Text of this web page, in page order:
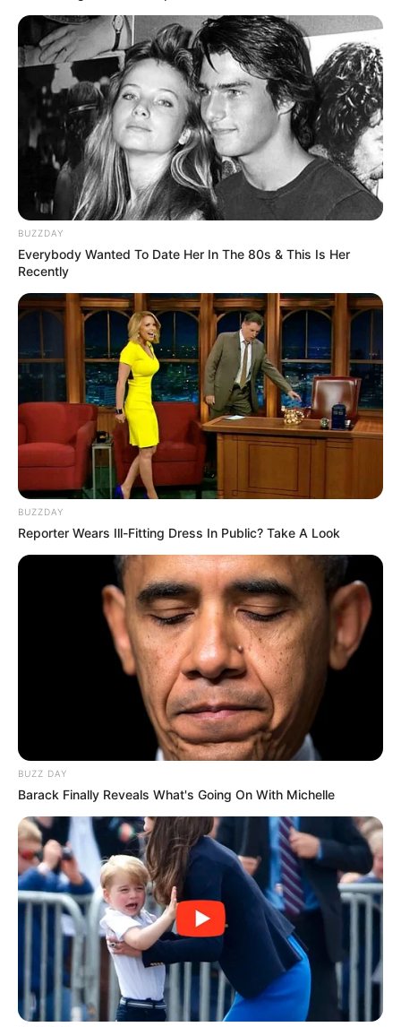
BUZZDAY
Everybody Wanted To Date Her In The 80s & This Is Her
Recently
BUZZDAY
Reporter Wears Ill-Fitting Dress In Public? Take A Look
BUZZ DAY
Barack Finally Reveals What's Going On With Michelle